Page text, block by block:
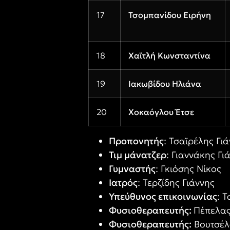
17 Τσομπανίδου Ειρήνη
18 Χαϊτλή Κωνσταντίνα
19 Ιακωβίδου Ηλιάνα
20 Χοκαόγλου Έτσε
Προπονητής: Τσαϊρέλης
Τιμ μάνατζερ: Γιαννάκης
Γυμναστής: Γκιόσης Νίκος
Ιατρός: Τερζίδης Γιάννης
Υπεύθυνος επικοινωνίας:
Φυσιοθεραπευτής:
Φυσιοθεραπευτής: